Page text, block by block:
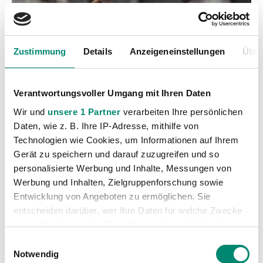
Zustimmung Details Anzeigeneinstellungen
Verantwortungsvoller Umgang mit Ihren Daten
Wir und unsere 1 Partner verarbeiten Ihre persönlichen
Daten, wie z. B. Ihre IP-Adresse, mithilfe von
Technologien wie Cookies, um Informationen auf Ihrem
Gerät zu speichern und darauf zuzugreifen und so
personalisierte Werbung und Inhalte, Messungen von
Werbung und Inhalten, Zielgruppenforschung sowie
Entwicklung von Angeboten zu ermöglichen. Sie
entscheiden darüber, wer Ihre Daten für welche Zwecke
nutzt. Sie können Ihre Einwilligung jederzeit über die
Trigger Symbol ändern oder widerrufen
Notwendig
Kategorien
Damen
(6)